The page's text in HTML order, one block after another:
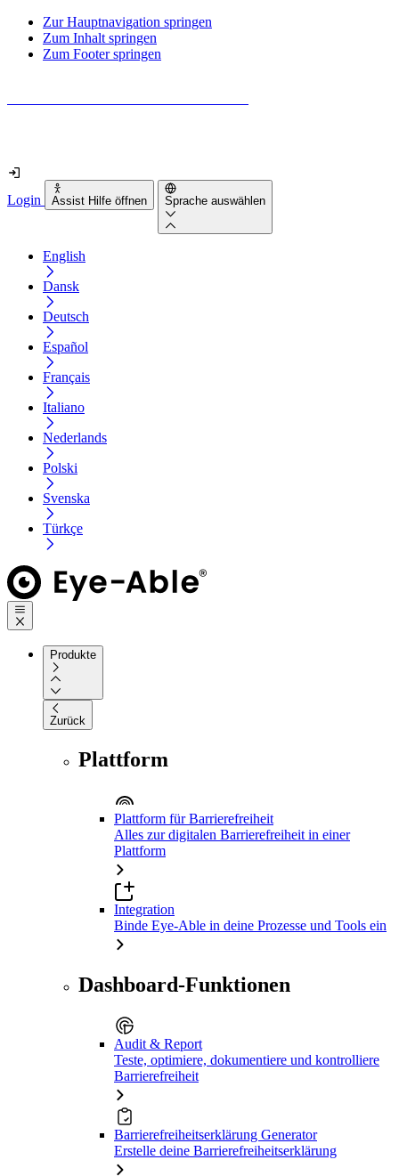
Zur Hauptnavigation springen
Zum Inhalt springen
Zum Footer springen
Login Assist Hilfe öffnen Sprache auswählen
English
Dansk
Deutsch
Español
Français
Italiano
Nederlands
Polski
Svenska
Türkçe
Produkte
Zurück
Plattform
Plattform für Barrierefreiheit
Alles zur digitalen Barrierefreiheit in einer
Plattform
Integration
Binde Eye-Able in deine Prozesse und Tools ein
Dashboard-Funktionen
Audit & Report
Teste, optimiere, dokumentiere und kontrolliere
Barrierefreiheit
Barrierefreiheitserklärung Generator
Erstelle deine Barrierefreiheitserklärung